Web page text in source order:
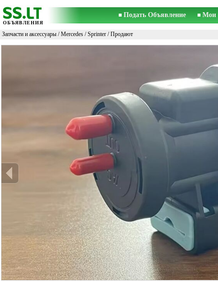
ОБЪЯВЛЕНИЯ
Подать Объявление Мои
Запчасти и аксессуары /Mercedes /Sprinter / Продают